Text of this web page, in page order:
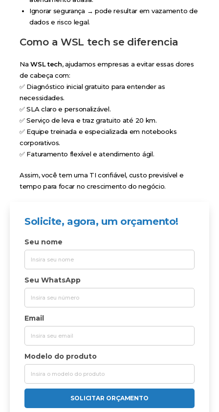
Ignorar segurança → pode resultar em vazamento de
dados e risco legal.
Como a WSL tech se diferencia
NaWSL tech, ajudamos empresas a evitar essas dores
de cabeça com:
✅ Diagnóstico inicial gratuito para entender as
necessidades.
✅ SLA claro e personalizável.
✅ Serviço de leva e traz gratuito até 20 km.
✅ Equipe treinada e especializada em notebooks
corporativos.
✅ Faturamento flexível e atendimento ágil.
Assim, você tem uma TI confiável, custo previsível e
tempo para focar no crescimento do negócio.
Solicite, agora, um orçamento!
Seu nome
Seu WhatsApp
Email
Modelo do produto
SOLICITAR ORÇAMENTO